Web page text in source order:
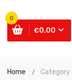
€0.00
0
Home Category